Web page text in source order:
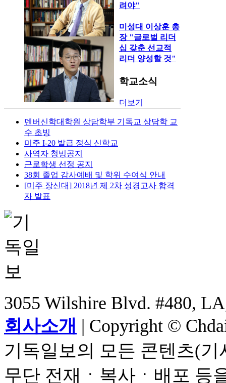
려야"
미성대 이상훈 총
장 "글로벌 리더
십 갖춘 선교적
리더 양성할 것"
학교소식
더보기
덴버신학대학원 상담학부 기독교 상담학 교
수 초빙
미주 I-20 발급 정식 신학교
사역자 청빙공지
근로학생 선정 공지
38회 졸업 감사예배 및 학위 수여식 안내
[미주 장신대] 2018년 제 2차 성경고사 합격
자 발표
3055 Wilshire Blvd. #480,
회사소개 | Copyright ©
기독일보의 모든 콘텐츠(
무단 전재ㆍ복사ㆍ배포 등